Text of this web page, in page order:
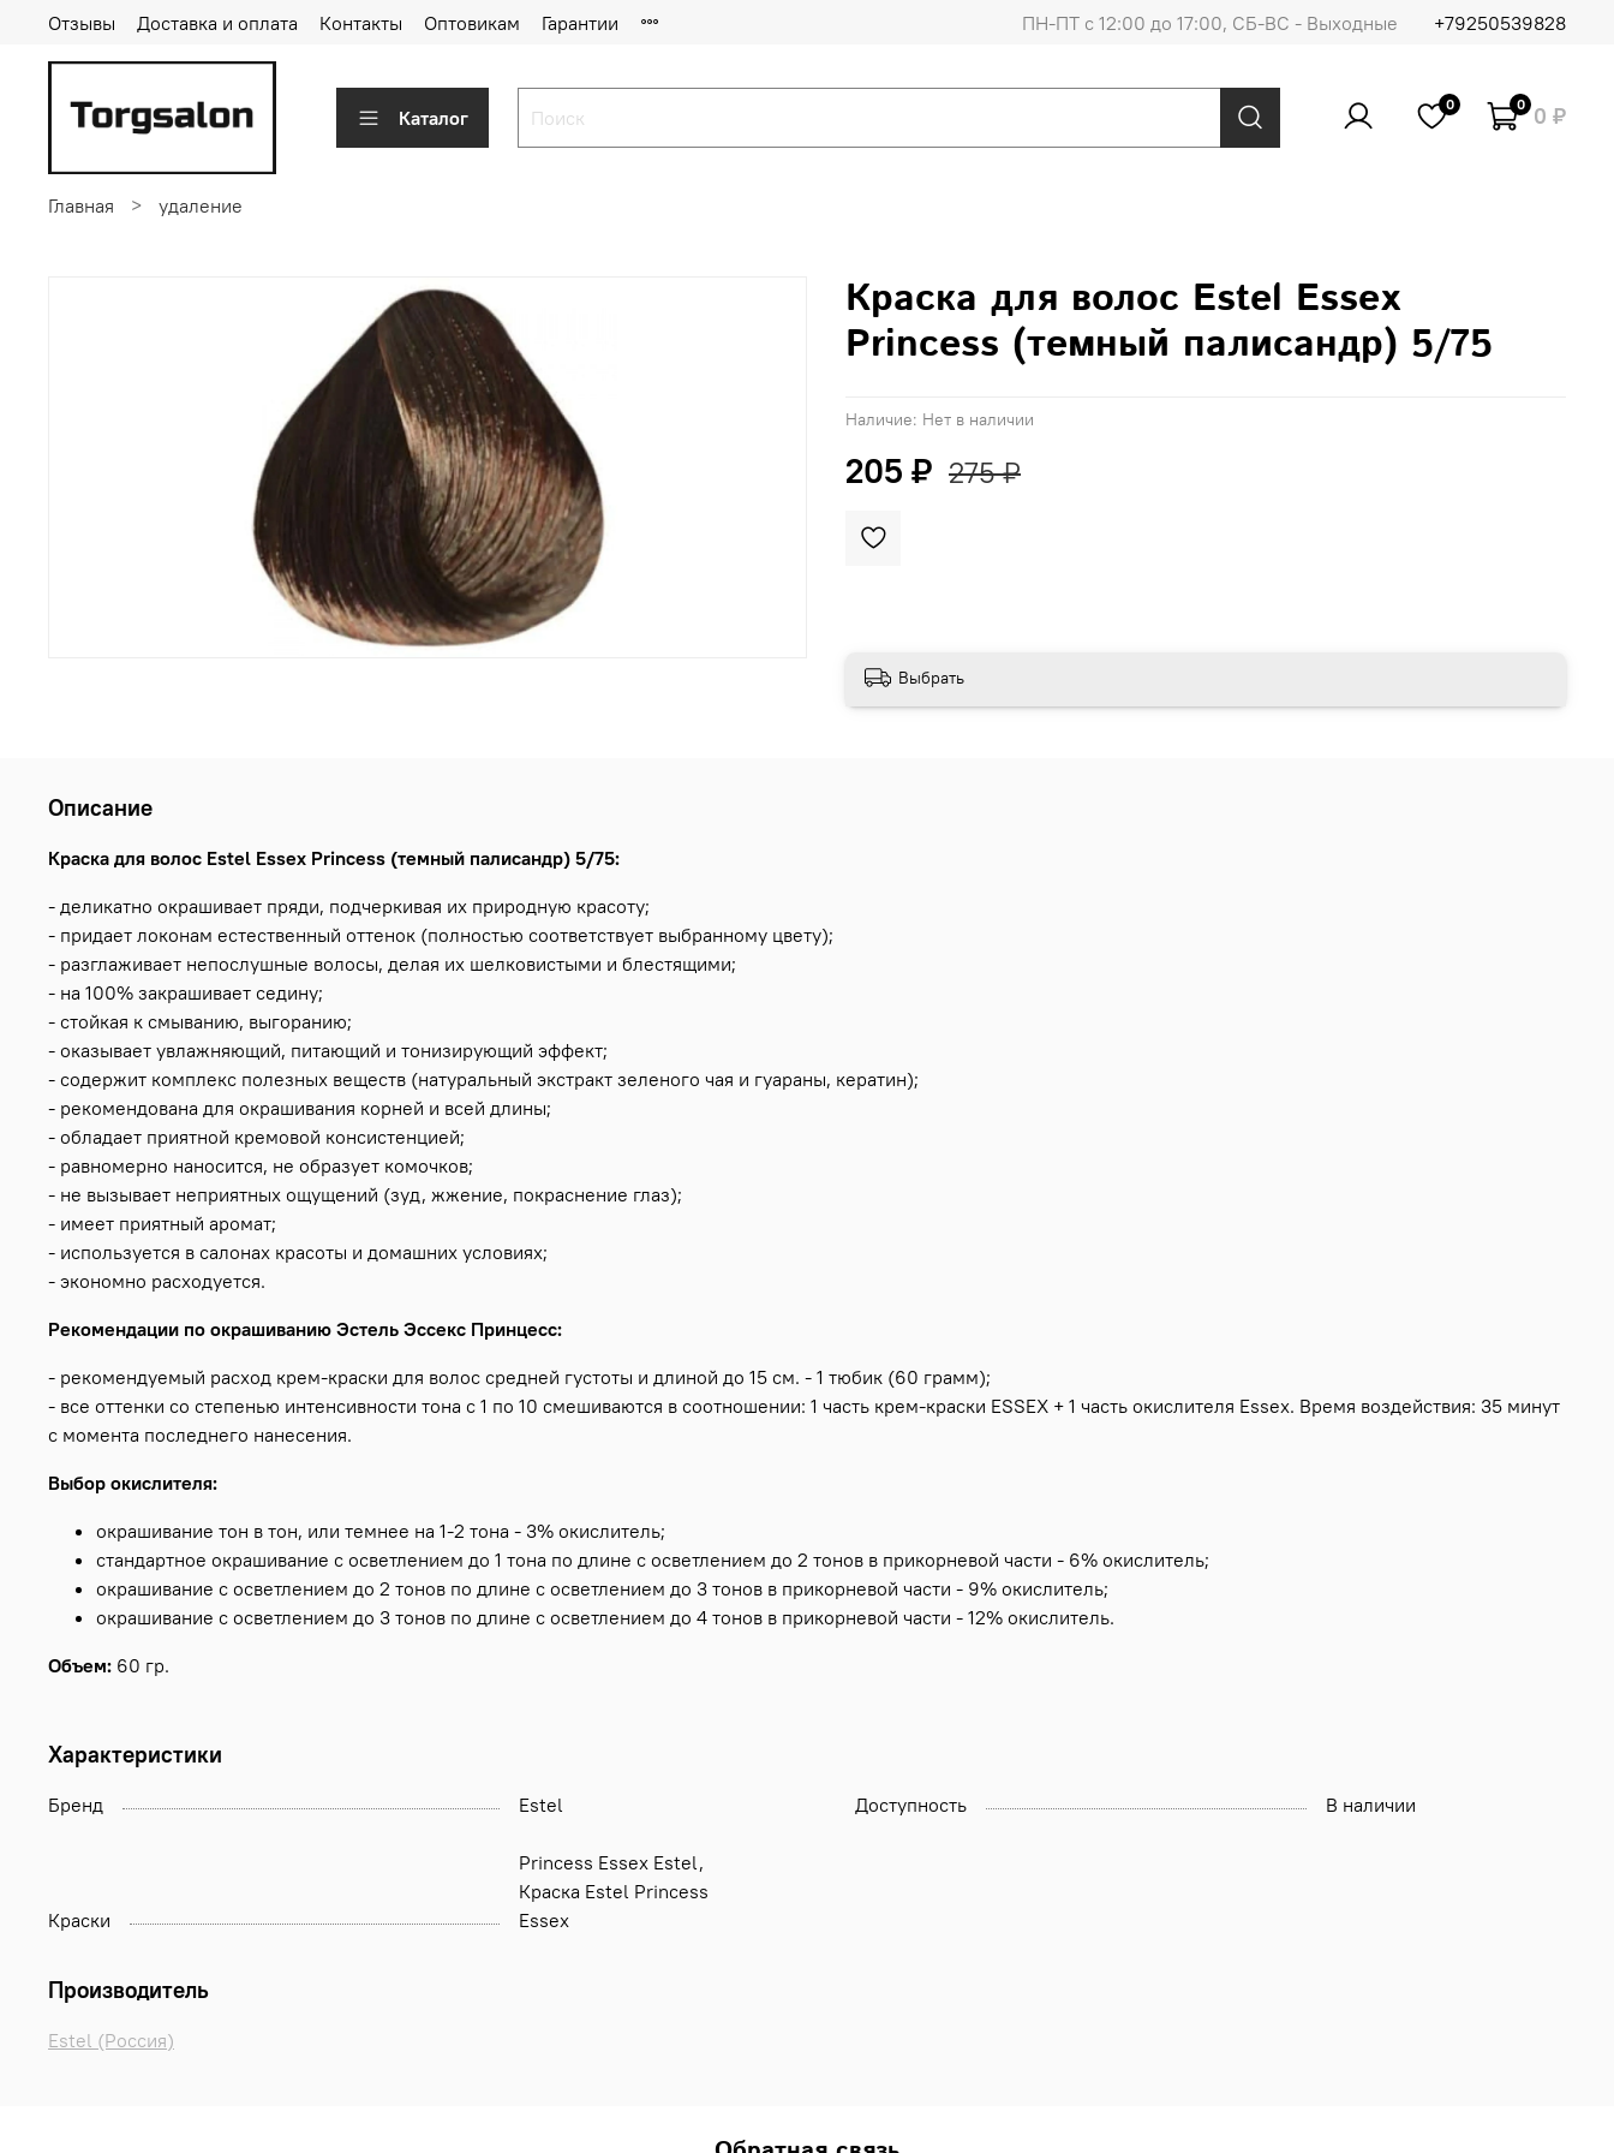
Отзывы Доставка и оплата Контакты Оптовикам Гарантии ПН-ПТ с 12:00 до 17:00, СБ-ВС - Выходные +79250539828
Каталог
0 0 0 ₽
Главная удаление
Наличие: Нет в наличии
Краска для волос Estel Essex
Princess (темный палисандр) 5/75
205 ₽ 275 ₽
Выбрать
Описание
Краска для волос Estel Essex Princess (темный палисандр) 5/75:
- деликатно окрашивает пряди, подчеркивая их природную красоту;
- придает локонам естественный оттенок (полностью соответствует выбранному цвету);
- разглаживает непослушные волосы, делая их шелковистыми и блестящими;
- на 100% закрашивает седину;
- стойкая к смыванию, выгоранию;
- оказывает увлажняющий, питающий и тонизирующий эффект;
- содержит комплекс полезных веществ (натуральный экстракт зеленого чая и гуараны, кератин);
- рекомендована для окрашивания корней и всей длины;
- обладает приятной кремовой консистенцией;
- равномерно наносится, не образует комочков;
- не вызывает неприятных ощущений (зуд, жжение, покраснение глаз);
- имеет приятный аромат;
- используется в салонах красоты и домашних условиях;
- экономно расходуется.
Рекомендации по окрашиванию Эстель Эссекс Принцесс:
- рекомендуемый расход крем-краски для волос средней густоты и длиной до 15 см. - 1 тюбик (60 грамм);
- все оттенки со степенью интенсивности тона с 1 по 10 смешиваются в соотношении: 1 часть крем-краски ESSEX + 1 часть окислителя Essex. Время воздействия: 35 минут
с момента последнего нанесения.
Выбор окислителя:
окрашивание тон в тон, или темнее на 1-2 тона - 3% окислитель;
стандартное окрашивание с осветлением до 1 тона по длине с осветлением до 2 тонов в прикорневой части - 6% окислитель;
окрашивание с осветлением до 2 тонов по длине с осветлением до 3 тонов в прикорневой части - 9% окислитель;
окрашивание с осветлением до 3 тонов по длине с осветлением до 4 тонов в прикорневой части - 12% окислитель.
Объем: 60 гр.
Характеристики
Бренд Estel Доступность В наличии
Краски
Princess Essex Estel,
Краска Estel Princess
Essex
Производитель
Estel (Россия)